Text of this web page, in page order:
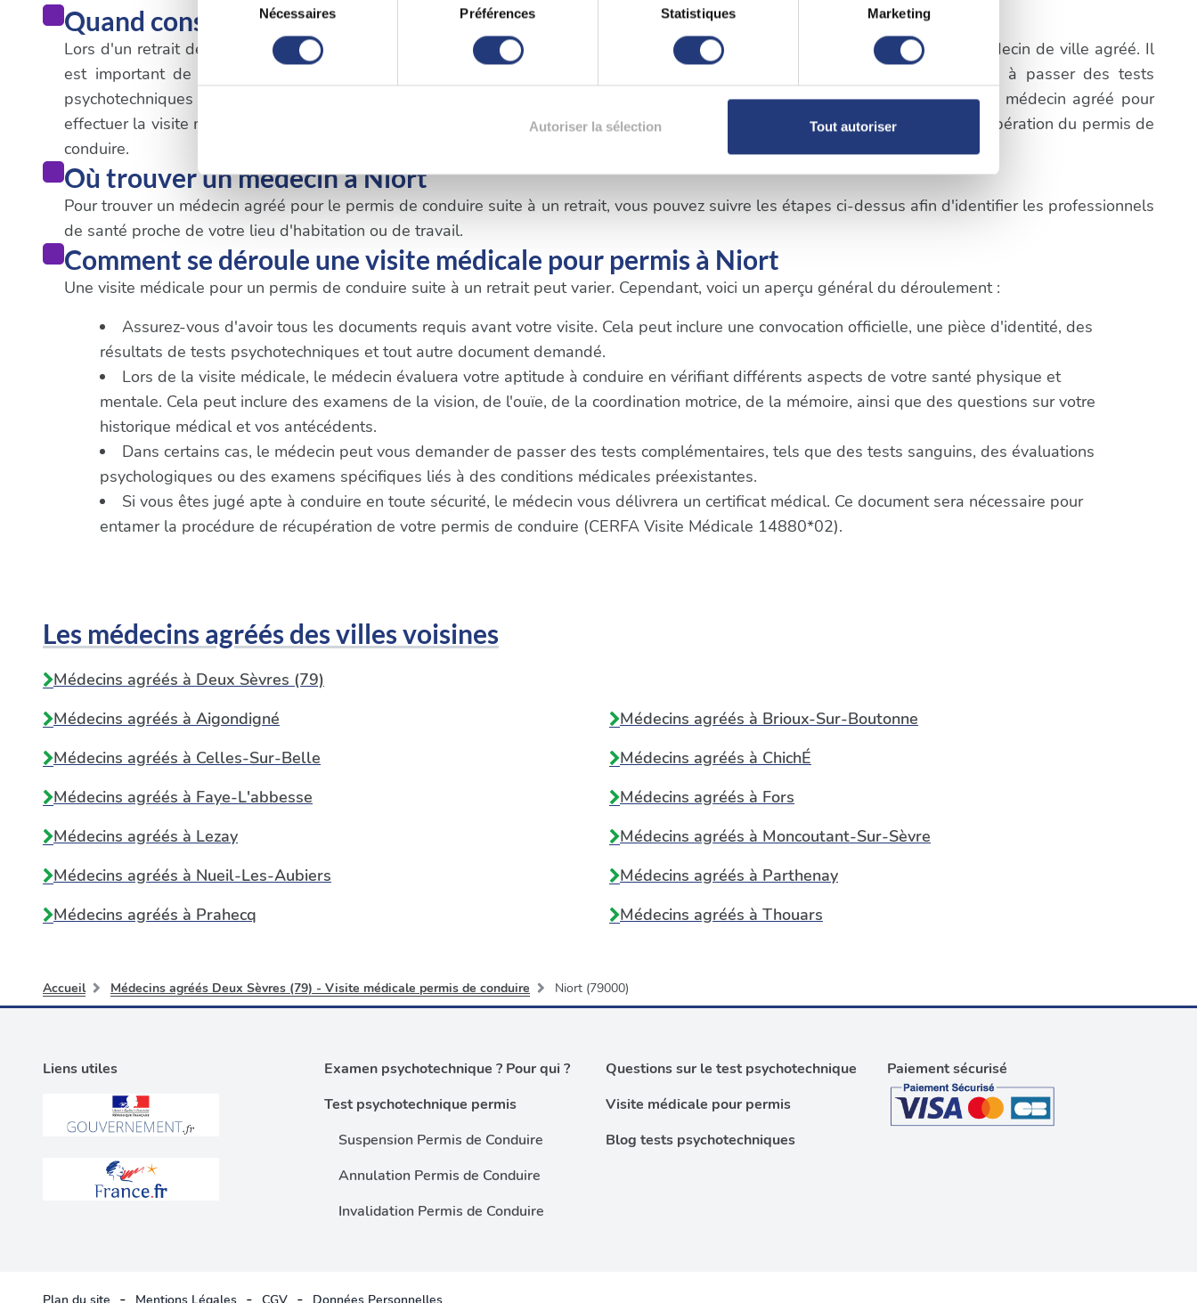
Si vous le permettez, nous aimerions également :
Collecter des informations sur votre localisation géographique qui peuvent être précises à plusieurs mètres près
Identifier votre appareil en l'analysant activement pour en relever les caractéristiques spécifiques (empreintes
digitales).
Les cookies nous permettent de personnaliser le contenu et les annonces, d'offrir des fonctionnalités relatives aux médias
sociaux et d'analyser notre trafic. Nous partageons également des informations sur l'utilisation de notre site avec nos
partenaires de médias sociaux, de publicité et d'analyse, qui peuvent combiner celles-ci avec d'autres informations que
vous leur avez fournies ou qu'ils ont collectées lors de votre utilisation de leurs services.
du
consentement
Nécessaires Préférences Statistiques Marketing
Autoriser la sélection Tout autoriser
Quand consulter un médecin pour permis de conduire à Niort
Lors d'un retrait de permis de conduire qui n'est pas lié à l'alcoolémie ou aux stupéfiants, il est obligatoire de consulter un médecin de ville agréé. Il
est important de suivre les procédures spécifiques établies pour la récupération du permis. La première étape consistera à passer des tests
psychotechniques dans un centre agréé. Une fois que vous aurez réussi ces tests, vous devrez prendre rendez-vous avec un médecin agréé pour
effectuer la visite médicale obligatoire. Il est essentiel de respecter les délais et les exigences spécifiques du processus de récupération du permis de
conduire.
Où trouver un médecin à Niort
Pour trouver un médecin agréé pour le permis de conduire suite à un retrait, vous pouvez suivre les étapes ci-dessus afin d'identifier les professionnels
de santé proche de votre lieu d'habitation ou de travail.
Comment se déroule une visite médicale pour permis à Niort
Une visite médicale pour un permis de conduire suite à un retrait peut varier. Cependant, voici un aperçu général du déroulement :
Assurez-vous d'avoir tous les documents requis avant votre visite. Cela peut inclure une convocation officielle, une pièce d'identité, des
résultats de tests psychotechniques et tout autre document demandé.
Lors de la visite médicale, le médecin évaluera votre aptitude à conduire en vérifiant différents aspects de votre santé physique et
mentale. Cela peut inclure des examens de la vision, de l'ouïe, de la coordination motrice, de la mémoire, ainsi que des questions sur votre
historique médical et vos antécédents.
Dans certains cas, le médecin peut vous demander de passer des tests complémentaires, tels que des tests sanguins, des évaluations
psychologiques ou des examens spécifiques liés à des conditions médicales préexistantes.
Si vous êtes jugé apte à conduire en toute sécurité, le médecin vous délivrera un certificat médical. Ce document sera nécessaire pour
entamer la procédure de récupération de votre permis de conduire (CERFA Visite Médicale 14880*02).
Les médecins agréés des villes voisines
Médecins agréés à Deux Sèvres (79)
Médecins agréés à Aigondigné Médecins agréés à Brioux-Sur-Boutonne
Médecins agréés à Celles-Sur-Belle Médecins agréés à ChichÉ
Médecins agréés à Faye-L'abbesse Médecins agréés à Fors
Médecins agréés à Lezay Médecins agréés à Moncoutant-Sur-Sèvre
Médecins agréés à Nueil-Les-Aubiers Médecins agréés à Parthenay
Médecins agréés à Prahecq Médecins agréés à Thouars
Accueil Médecins agréés Deux Sèvres (79) - Visite médicale permis de conduire Niort (79000)
Liens utiles
Examen psychotechnique ? Pour qui ?
Test psychotechnique permis
Suspension Permis de Conduire
Annulation Permis de Conduire
Invalidation Permis de Conduire
Questions sur le test psychotechnique
Visite médicale pour permis
Blog tests psychotechniques
Paiement sécurisé
- - -